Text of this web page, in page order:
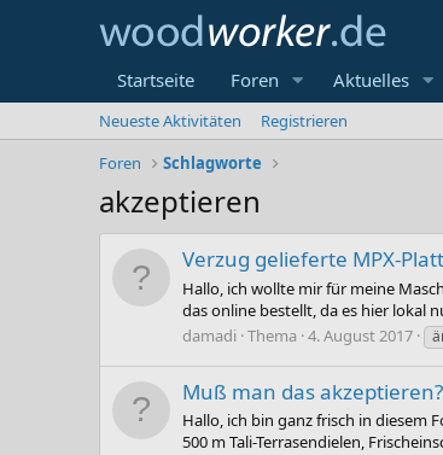
Startseite Foren Aktuelles
Neueste Aktivitäten
Registrieren
Foren
Schlagworte
akzeptieren
Verzug gelieferte MPX-
Hallo, ich wollte mir für meine
das online bestellt, da es hier lokal
damadi Thema 4. August 2017
Muß man das akzeptieren?
Hallo, ich bin ganz frisch in diesem
500 m Tali-Terrasendielen,